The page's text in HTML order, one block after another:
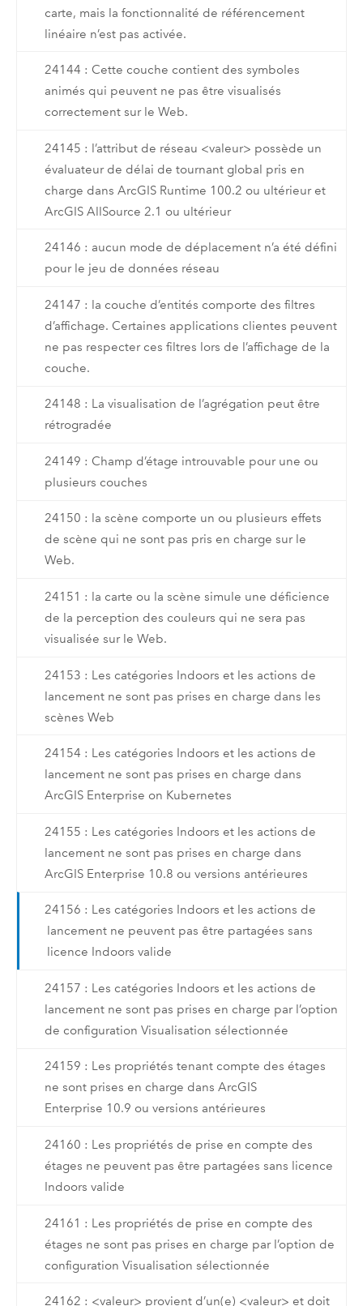
carte, mais la fonctionnalité de référencement
linéaire n’est pas activée.
24144 : Cette couche contient des symboles
animés qui peuvent ne pas être visualisés
correctement sur le Web.
24145 : l’attribut de réseau <valeur> possède un
évaluateur de délai de tournant global pris en
charge dans ArcGIS Runtime 100.2 ou ultérieur et
ArcGIS AllSource 2.1 ou ultérieur
24146 : aucun mode de déplacement n’a été défini
pour le jeu de données réseau
24147 : la couche d’entités comporte des filtres
d’affichage. Certaines applications clientes peuvent
ne pas respecter ces filtres lors de l’affichage de la
couche.
24148 : La visualisation de l’agrégation peut être
rétrogradée
24149 : Champ d’étage introuvable pour une ou
plusieurs couches
24150 : la scène comporte un ou plusieurs effets
de scène qui ne sont pas pris en charge sur le
Web.
24151 : la carte ou la scène simule une déficience
de la perception des couleurs qui ne sera pas
visualisée sur le Web.
24153 : Les catégories Indoors et les actions de
lancement ne sont pas prises en charge dans les
scènes Web
24154 : Les catégories Indoors et les actions de
lancement ne sont pas prises en charge dans
ArcGIS Enterprise on Kubernetes
24155 : Les catégories Indoors et les actions de
lancement ne sont pas prises en charge dans
ArcGIS Enterprise 10.8 ou versions antérieures
24156 : Les catégories Indoors et les actions de
lancement ne peuvent pas être partagées sans
licence Indoors valide
24157 : Les catégories Indoors et les actions de
lancement ne sont pas prises en charge par l’option
de configuration Visualisation sélectionnée
24159 : Les propriétés tenant compte des étages
ne sont prises en charge dans ArcGIS
Enterprise 10.9 ou versions antérieures
24160 : Les propriétés de prise en compte des
étages ne peuvent pas être partagées sans licence
Indoors valide
24161 : Les propriétés de prise en compte des
étages ne sont pas prises en charge par l’option de
configuration Visualisation sélectionnée
24162 : <valeur> provient d’un(e) <valeur> et doit